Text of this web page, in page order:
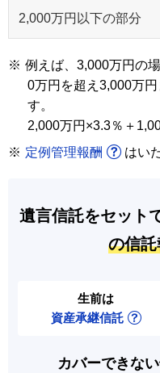
2,000万円以下の部分
※ 例えば、3,000万円の
0万円を超え3,000万
す。
2,000万円×3.3％＋
※ 定例管理報酬 はい
遺言信託をセット
の信
生前は
資産承継信託
カバーできな